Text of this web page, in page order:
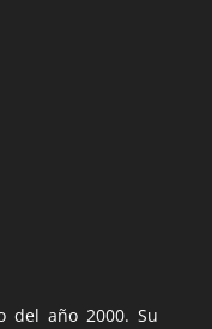
del año 2000. Su